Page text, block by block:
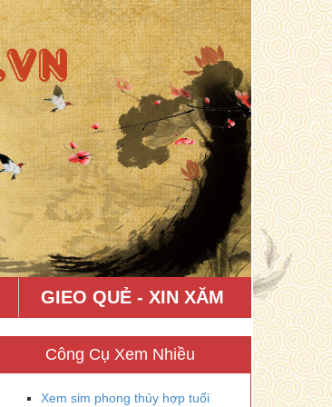
GIEO QUẺ - XIN XĂM
Công Cụ Xem Nhiều
Xem sim phong thủy hợp tuổi